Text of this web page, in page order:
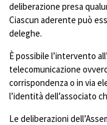
deliberazione presa
Ciascun aderente può
deleghe.
È possibile l’intervento
telecomunicazione
corrispondenza o in via
l’identità dell’associato
Le deliberazioni